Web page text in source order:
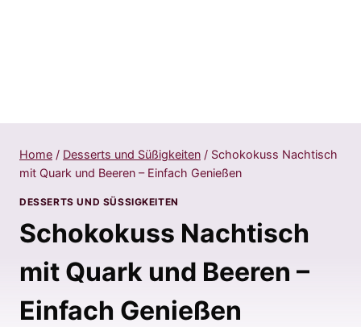
Home / Desserts und Süßigkeiten / Schokokuss Nachtisch
mit Quark und Beeren – Einfach Genießen
DESSERTS UND SÜSSIGKEITEN
Schokokuss Nachtisch
mit Quark und Beeren –
Einfach Genießen